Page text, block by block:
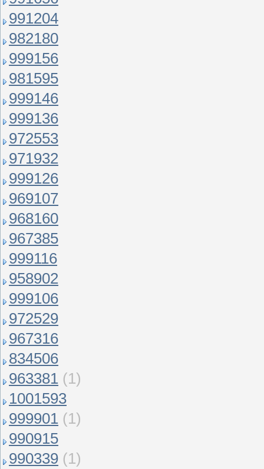
991204
982180
999156
981595
999146
999136
972553
971932
999126
969107
968160
967385
999116
958902
999106
972529
967316
834506
963381 (1)
1001593
999901 (1)
990915
990339 (1)